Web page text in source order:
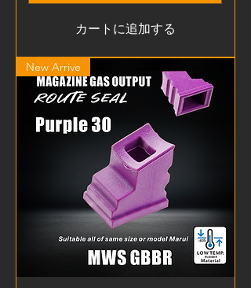
カートに追加する
New Arrive